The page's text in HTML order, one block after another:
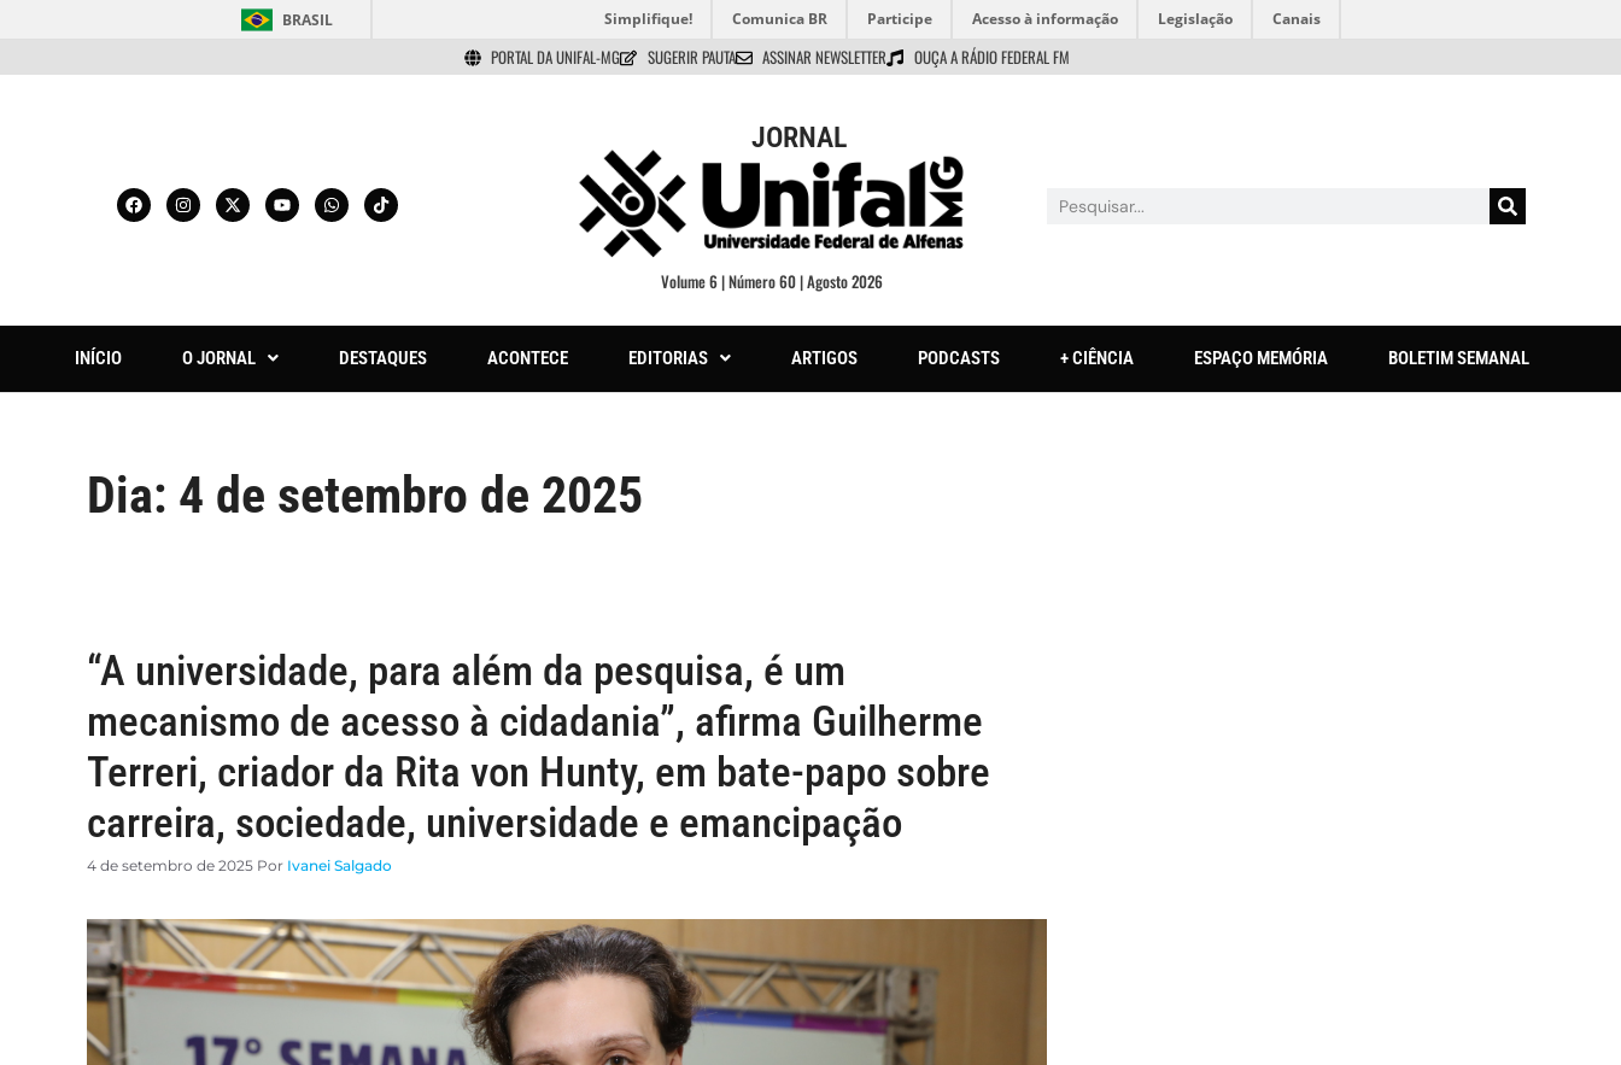
BRASIL Simplifique! Comunica BR Participe Acesso à informação Legislação Canais
PORTAL DA UNIFAL-MG SUGERIR PAUTA ASSINAR NEWSLETTER OUÇA A RÁDIO FEDERAL FM
JORNAL
Volume 6 | Número 60 | Agosto 2026
INÍCIO O JORNAL DESTAQUES ACONTECE EDITORIAS ARTIGOS PODCASTS + CIÊNCIA ESPAÇO MEMÓRIA BOLETIM SEMANAL
Dia: 4 de setembro de 2025
“A universidade, para além da pesquisa, é um
mecanismo de acesso à cidadania”, afirma Guilherme
Terreri, criador da Rita von Hunty, em bate-papo sobre
carreira, sociedade, universidade e emancipação
4 de setembro de 2025 Por Ivanei Salgado